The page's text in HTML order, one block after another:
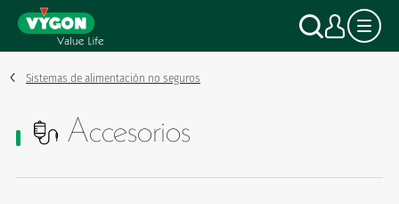
Panel de gestión de cookies
contenido
principal
Buscar
Mi
Sistemas de alimentación no seguros
Accesorios